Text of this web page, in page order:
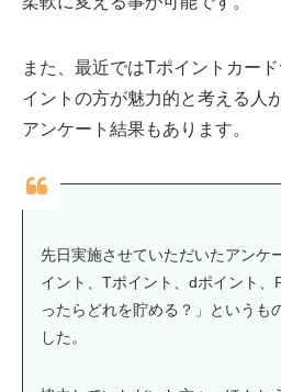
また、最近ではTポイントカー
イントの方が魅力的と考える人
アンケート結果もあります。
先日実施させていただいたアンケ
イント、Tポイント、dポイント、
ったらどれを貯める？」というも
した。